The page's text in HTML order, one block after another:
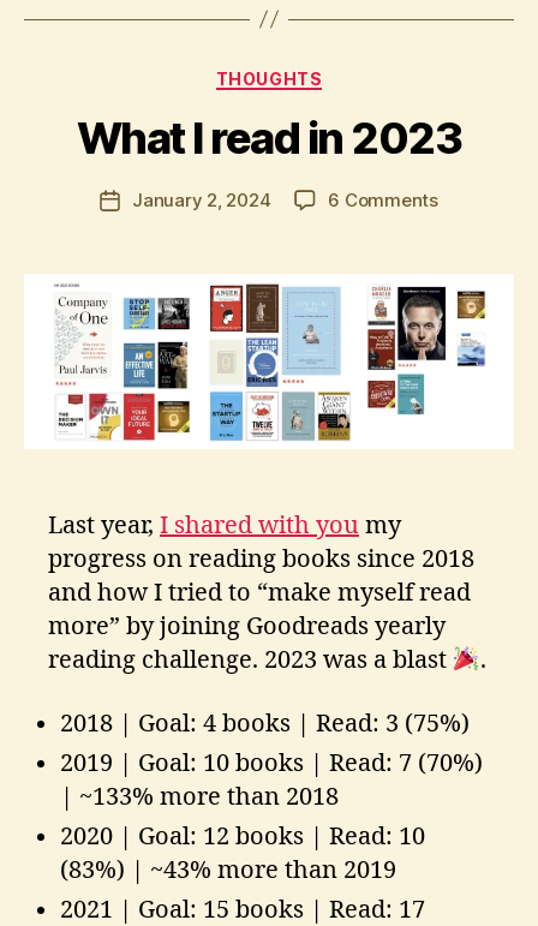
Categories
THOUGHTS
What I read in 2023
Post
author
o
t
o
o
ri
ti
k
o
s
PostJanuary 2, 2024 6 Commentson
read
in
2023
Last year, I shared with you my
progress on reading books since 2018
and how I tried to “make myself read
more” by joining Goodreads yearly
reading challenge. 2023 was a blast
.
2018 | Goal: 4 books | Read: 3 (75%)
2019 | Goal: 10 books | Read: 7 (70%)
| ~133% more than 2018
2020 | Goal: 12 books | Read: 10
(83%) | ~43% more than 2019
2021 | Goal: 15 books | Read: 17